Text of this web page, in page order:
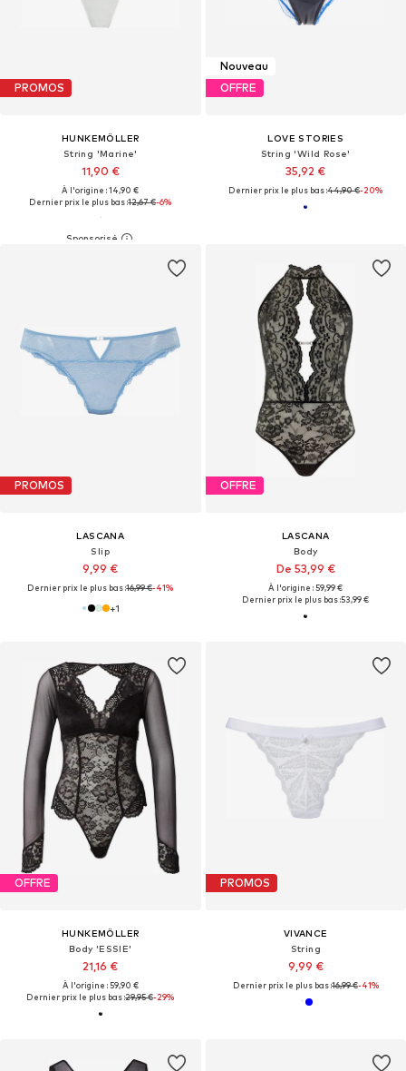
PROMOS
HUNKEMÖLLER
String 'Marine'
11,90 €
À l'origine : 14,90 €
Dernier prix le plus bas :12,67 €-6%
Nouveau
OFFRE
LOVE STORIES
String 'Wild Rose'
35,92 €
Dernier prix le plus bas :44,90 €-20%
PROMOS
LASCANA
Slip
9,99 €
Dernier prix le plus bas :16,99 €-41%
+1
OFFRE
LASCANA
Body
De 53,99 €
À l'origine : 59,99 €
Dernier prix le plus bas :53,99 €
OFFRE
HUNKEMÖLLER
Body 'ESSIE'
21,16 €
À l'origine : 59,90 €
Dernier prix le plus bas :29,95 €-29%
PROMOS
VIVANCE
String
9,99 €
Dernier prix le plus bas :16,99 €-41%